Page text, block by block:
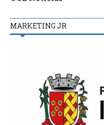
MARKETING JR